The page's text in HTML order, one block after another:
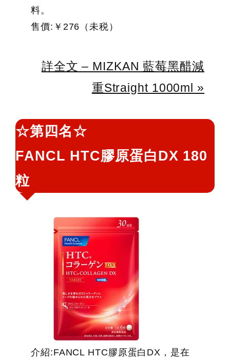
料。
售價:￥276（未税）
詳全文 – MIZKAN 藍莓黑醋減
重Straight 1000ml »
☆第四名☆
FANCL HTC膠原蛋白DX 180
粒
介紹:FANCL HTC膠原蛋白DX，是在